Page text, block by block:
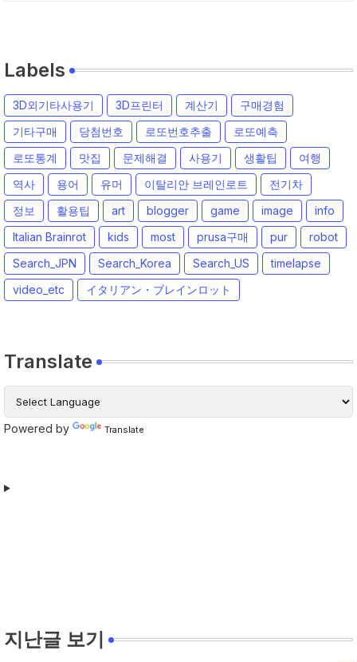
Labels
3D외기타사용기 3D프린터 계산기
구매경험
기타구매
당첨번호 로또번호추출
로또예측
로또통계
맛집 문제해결 사용기 생활팁
여행
역사
용어 유머 이탈리안 브레인로트
전기차
정보
활용팁 art blogger game image
info
Italian Brainrot
kids most prusa구매 pur
robot
Search_JPN
Search_Korea Search_US
timelapse
video_etc
イタリアン・ブレインロット
Translate
Powered by Translate
지난글 보기